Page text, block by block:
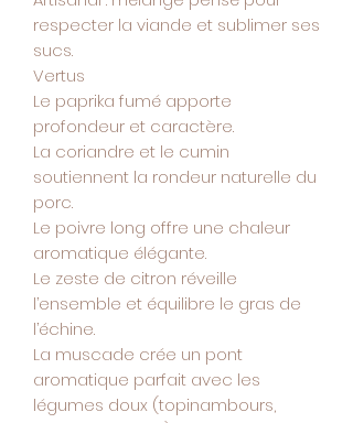
respecter la viande et sublimer ses
sucs.
Vertus
Le paprika fumé apporte
profondeur et caractère.
La coriandre et le cumin
soutiennent la rondeur naturelle du
porc.
Le poivre long offre une chaleur
aromatique élégante.
Le zeste de citron réveille
l’ensemble et équilibre le gras de
l’échine.
La muscade crée un pont
aromatique parfait avec les
légumes doux (topinambours,